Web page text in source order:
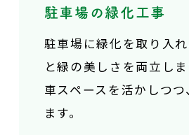
駐車場の緑化工事
駐車場に緑化を取り入れ
と緑の美しさを両立しま
車スペースを活かしつ
ます。